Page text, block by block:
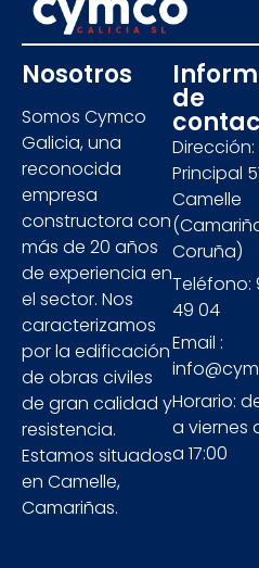
Nosotros
Somos Cymco
Galicia, una
reconocida
empresa
constructora con
más de 20 años
de experiencia en
el sector. Nos
caracterizamos
por la edificación
de obras civiles
de gran calidad y
resistencia.
Estamos situados
en Camelle,
Camariñas.
de
Dirección:
Principal
Camelle
Coruña)
Teléfono:
49 04
Email :
Horario:
a viernes
a 17:00